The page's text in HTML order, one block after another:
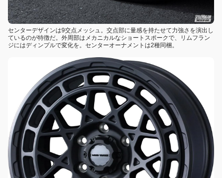
センターデザインは9交点メッシュ。交点部に量感を持たせて力強さを演出し
ているのが特徴だ。外周部はメカニカルなショートスポークで、リムフラン
ジにはディンプルで変化を。センターオーナメントは2種同梱。